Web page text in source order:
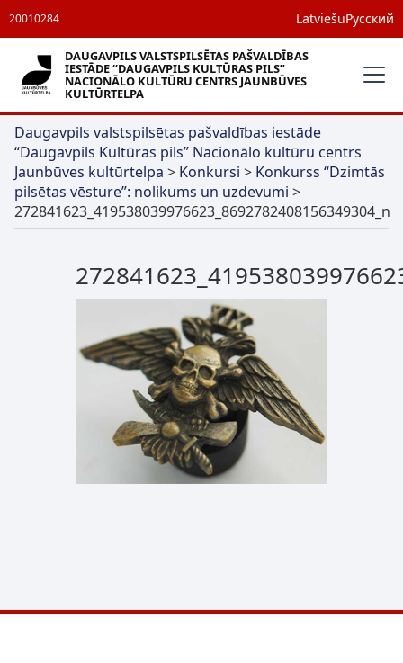
20010284 LatviešuРусский
DAUGAVPILS VALSTSPILSĒTAS PAŠVALDĪBAS
IESTĀDE “DAUGAVPILS KULTŪRAS PILS”
NACIONĀLO KULTŪRU CENTRS JAUNBŪVES
KULTŪRTELPA
Daugavpils valstspilsētas pašvaldības iestāde
“Daugavpils Kultūras pils” Nacionālo kultūru centrs
Jaunbūves kultūrtelpa > Konkursi > Konkurss “Dzimtās
pilsētas vēsture”: nolikums un uzdevumi >
272841623_419538039976623_8692782408156349304_n